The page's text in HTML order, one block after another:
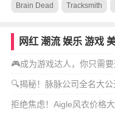
Brain Dead Tracksmith
网红 潮流 娱乐 游戏
🎮成为游戏达人，你只需
🔍揭秘！脉脉公司全名大
拒绝焦虑！Aigle风衣价格